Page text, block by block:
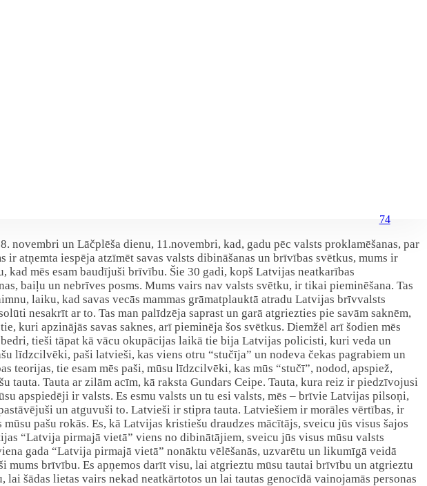
74
novembri un Lāčplēša dienu, 11.novembri, kad, gadu pēc valsts proklamēšanas, par
atņemta iespēja atzīmēt savas valsts dibināšanas un brīvības svētkus, mums ir
mēs esam baudījuši brīvību. Šie 30 gadi, kopš Latvijas neatkarības
baiļu un nebrīves posms. Mums vairs nav valsts svētku, ir tikai pieminēšana. Tas
laiku, kad savas vecās mammas grāmatplauktā atradu Latvijas brīvvalsts
nesakrīt ar to. Tas man palīdzēja saprast un garā atgriezties pie savām saknēm,
kuri apzinājās savas saknes, arī pieminēja šos svētkus. Diemžēl arī šodien mēs
tieši tāpat kā vācu okupācijas laikā tie bija Latvijas policisti, kuri veda un
līdzcilvēki, paši latvieši, kas viens otru “stučīja” un nodeva čekas pagrabiem un
teorijas, tie esam mēs paši, mūsu līdzcilvēki, kas mūs “stučī”, nodod, apspiež,
tauta. Tauta ar zilām acīm, kā raksta Gundars Ceipe. Tauta, kura reiz ir piedzīvojusi
apspiedēji ir valsts. Es esmu valsts un tu esi valsts, mēs – brīvie Latvijas pilsoņi,
un atguvuši to. Latvieši ir stipra tauta. Latviešiem ir morāles vērtības, ir
pašu rokās. Es, kā Latvijas kristiešu draudzes mācītājs, sveicu jūs visus šajos
“Latvija pirmajā vietā” viens no dibinātājiem, sveicu jūs visus mūsu valsts
gada “Latvija pirmajā vietā” nonāktu vēlēšanās, uzvarētu un likumīgā veidā
mums brīvību. Es apņemos darīt visu, lai atgrieztu mūsu tautai brīvību un atgrieztu
šādas lietas vairs nekad neatkārtotos un lai tautas genocīdā vainojamās personas